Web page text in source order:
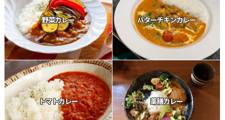
野菜カレー バターチキンカレー
トマトカレー 薬膳カレー